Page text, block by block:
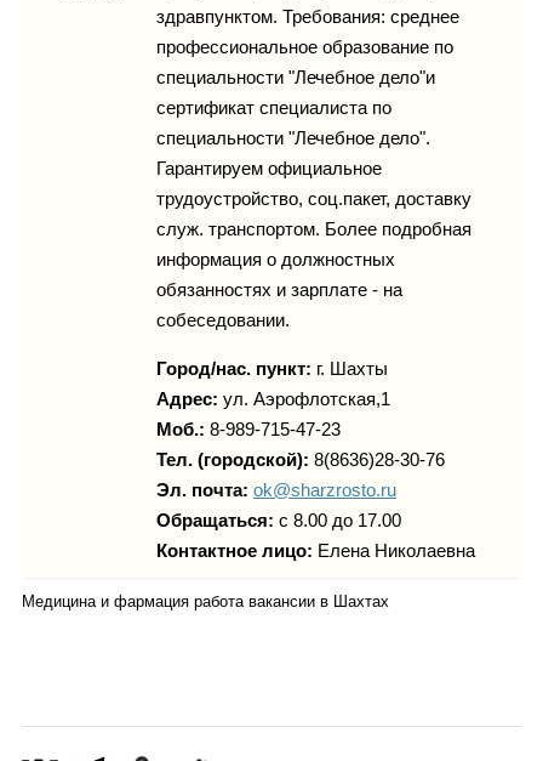
Карты
Фотогалерея
здравпунктом. Требования: среднее
профессиональное образование по
специальности "Лечебное дело"и
сертификат специалиста по
специальности "Лечебное дело".
Гарантируем официальное
трудоустройство, соц.пакет, доставку
служ. транспортом. Более подробная
информация о должностных
обязанностях и зарплате - на
собеседовании.
Город/нас. пункт: г. Шахты
Адрес: ул. Аэрофлотская,1
Моб.: 8-989-715-47-23
Тел. (городской): 8(8636)28-30-76
Эл. почта: ok@sharzrosto.ru
Обращаться: с 8.00 до 17.00
Контактное лицо: Елена Николаевна
Медицина и фармация работа вакансии в Шахтах